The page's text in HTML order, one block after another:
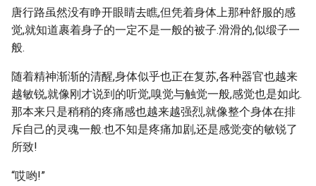
唐行路虽然没有睁开眼睛去瞧,但凭着身体上那种舒服的感
觉,就知道裹着身子的一定不是一般的被子.滑滑的,似缎子一
般.
随着精神渐渐的清醒,身体似乎也正在复苏,各种器官也越来
越敏锐,就像刚才说到的听觉,嗅觉与触觉一般,感觉也是如此.
那本来只是稍稍的疼痛感也越来越强烈,就像整个身体在排
斥自己的灵魂一般.也不知是疼痛加剧,还是感觉变的敏锐了
所致!
“哎哟!”